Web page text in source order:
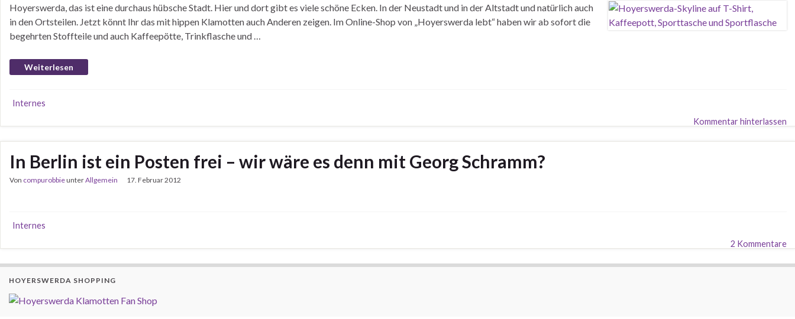
Hoyerswerda, das ist eine durchaus hübsche Stadt. Hier und dort gibt es viele schöne Ecken. In der Neustadt und in der Altstadt und natürlich auch
in den Ortsteilen. Jetzt könnt Ihr das mit hippen Klamotten auch Anderen zeigen. Im Online-Shop von „Hoyerswerda lebt“ haben wir ab sofort die
begehrten Stoffteile und auch Kaffeepötte, Trinkflasche und …
Weiterlesen
Internes
Kommentar hinterlassen
In Berlin ist ein Posten frei – wir wäre es denn mit Georg Schramm?
Von compurobbieunterAllgemein 17. Februar 2012
Internes
2 Kommentare
HOYERSWERDA SHOPPING